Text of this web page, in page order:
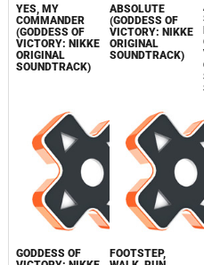
YES, MY
COMMANDER
(GODDESS OF
VICTORY: NIKKE
ORIGINAL
SOUNDTRACK)
ABSOLUTE
(GODDESS OF
VICTORY: NIKKE
ORIGINAL
SOUNDTRACK)
GODDESS OF
FOOTSTEP,